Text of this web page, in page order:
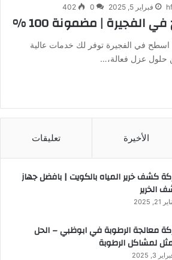
فبراير 5, 2025 0
402
| مضمونة 100 %
في الفجيرة توفر لك خدمات عالية
حلول عزل فعالة،…
الأخيرة تعليقات
كشف خرير المياه بالكويت | بافضل جهاز
الخرير
21, 2025
معالجة الرطوبة في ابوظبي – الحل
لمشاكل الرطوبة
3, 2025